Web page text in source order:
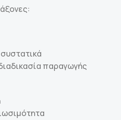
παραγωγής